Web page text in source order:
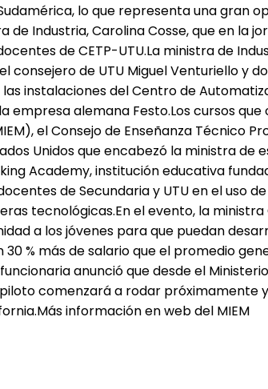
lo que representa una gran
Industria, Carolina Cosse, que en la
de CETP-UTU.La ministra de
consejero de UTU Miguel Venturiello
instalaciones del Centro de
alemana Festo.Los cursos
el Consejo de Enseñanza Técnico
Unidos que encabezó la ministra
Academy, institución educativa
de Secundaria y UTU en el uso
tecnológicas.En el evento, la
a los jóvenes para que puedan
% más de salario que el promedio
anunció que desde el
comenzará a rodar próximamente
información en web del MIEM